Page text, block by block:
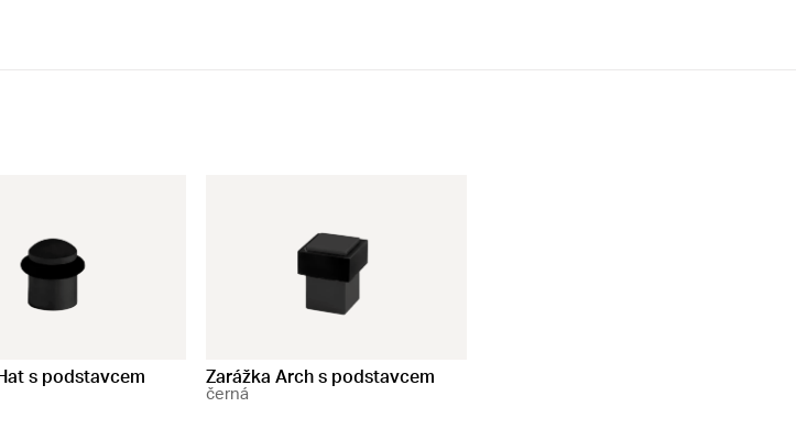
s podstavcem Zarážka Arch s podstavcem
černá